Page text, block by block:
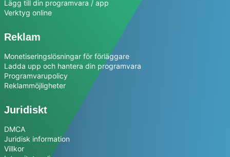
Lägg till din programvara / app
Verktyg online
Reklam
Monetiseringslösningar för förläggare
Ladda upp och hantera din programvara
Programvarupolicy
Reklammöjligheter
Juridiskt
DMCA
Juridisk information
Villkor